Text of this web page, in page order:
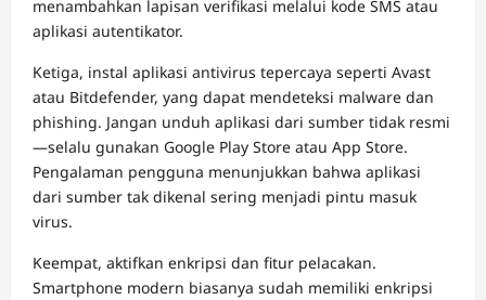
menambahkan lapisan verifikasi melalui kode SMS atau
aplikasi autentikator.
Ketiga, instal aplikasi antivirus tepercaya seperti Avast
atau Bitdefender, yang dapat mendeteksi malware dan
phishing. Jangan unduh aplikasi dari sumber tidak resmi
—selalu gunakan Google Play Store atau App Store.
Pengalaman pengguna menunjukkan bahwa aplikasi
dari sumber tak dikenal sering menjadi pintu masuk
virus.
Keempat, aktifkan enkripsi dan fitur pelacakan.
Smartphone modern biasanya sudah memiliki enkripsi